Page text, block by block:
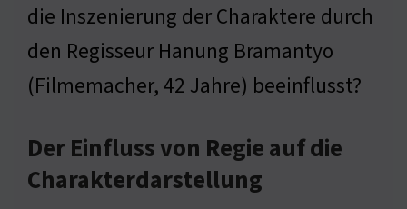
die Inszenierung der Charaktere durch
den Regisseur Hanung Bramantyo
(Filmemacher, 42 Jahre) beeinflusst?
Der Einfluss von Regie auf die
Charakterdarstellung